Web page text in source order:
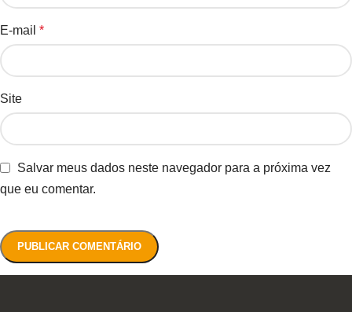
E-mail *
Site
Salvar meus dados neste navegador para a próxima vez
que eu comentar.